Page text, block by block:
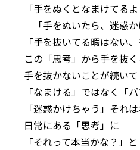
「手をぬくとなまけてるよ
「手をぬいたら、迷惑か
「手を抜いてる暇はない
この「思考」から手を抜
手を抜かないことが続い
「なまける」ではなく「
「迷惑かけちゃう」それ
日常にある「思考」に
「それって本当かな？」と